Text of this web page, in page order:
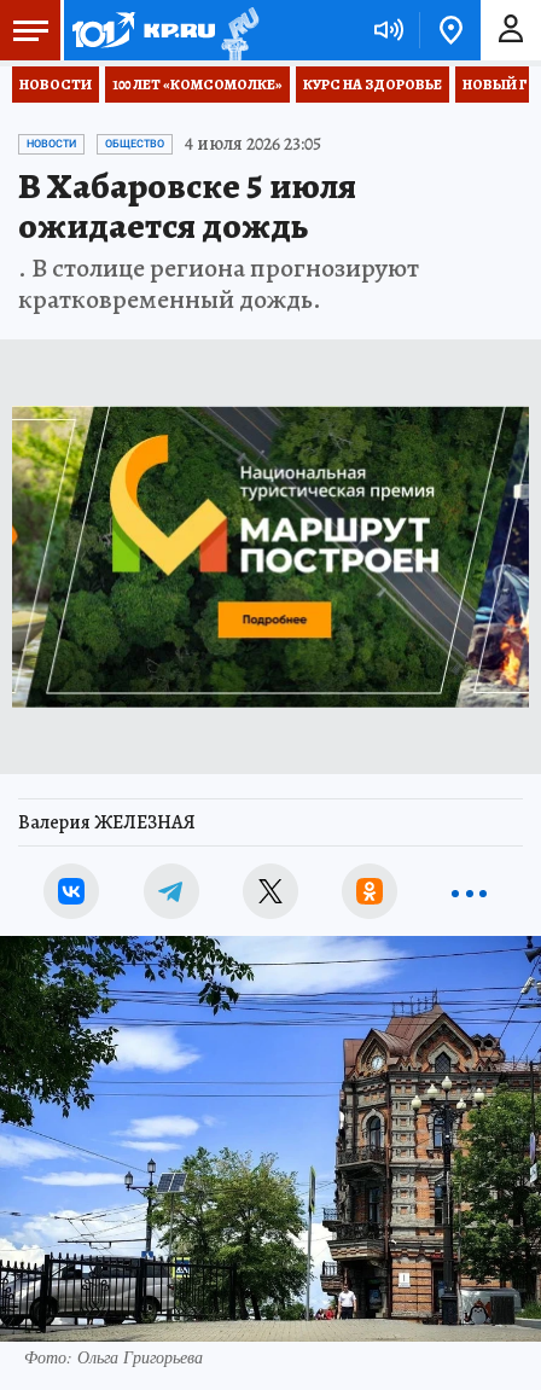
НОВОСТИ 100 ЛЕТ «КОМСОМОЛКЕ» КУРС НА ЗДОРОВЬЕ НОВЫЙ
НОВОСТИ ОБЩЕСТВО 4 июля 2026 23:05
В Хабаровске 5 июля
ожидается дождь
. В столице региона прогнозируют
кратковременный дождь.
Валерия ЖЕЛЕЗНАЯ
Фото: Ольга Григорьева